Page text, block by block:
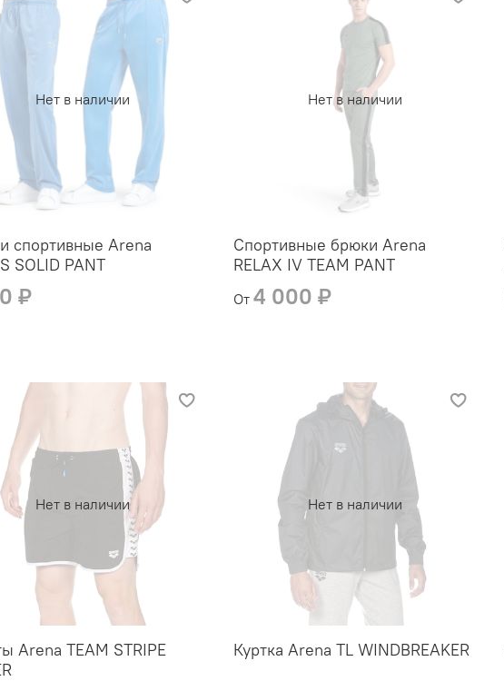
Нет в наличии
спортивные Arena
SOLID PANT
₽
Нет в наличии
Спортивные брюки Arena
RELAX IV TEAM PANT
От 4 000 ₽
Нет в наличии
Arena TEAM STRIPE
Нет в наличии
Куртка Arena TL WINDBREAKER